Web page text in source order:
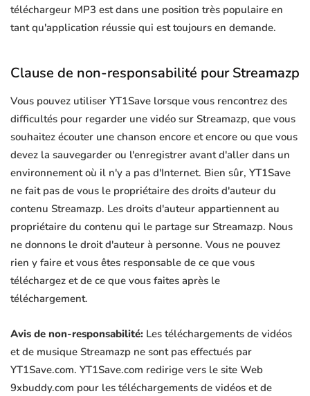
téléchargeur MP3 est dans une position très populaire en
tant qu'application réussie qui est toujours en demande.
Clause de non-responsabilité pour Streamazp
Vous pouvez utiliser YT1Save lorsque vous rencontrez des
difficultés pour regarder une vidéo sur Streamazp, que vous
souhaitez écouter une chanson encore et encore ou que vous
devez la sauvegarder ou l'enregistrer avant d'aller dans un
environnement où il n'y a pas d'Internet. Bien sûr, YT1Save
ne fait pas de vous le propriétaire des droits d'auteur du
contenu Streamazp. Les droits d'auteur appartiennent au
propriétaire du contenu qui le partage sur Streamazp. Nous
ne donnons le droit d'auteur à personne. Vous ne pouvez
rien y faire et vous êtes responsable de ce que vous
téléchargez et de ce que vous faites après le
téléchargement.
Avis de non-responsabilité: Les téléchargements de vidéos
et de musique Streamazp ne sont pas effectués par
YT1Save.com. YT1Save.com redirige vers le site Web
9xbuddy.com pour les téléchargements de vidéos et de